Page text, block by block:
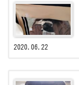
2020.06.22